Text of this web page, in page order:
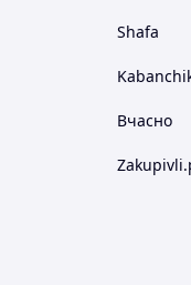
Shafa
Вчасно